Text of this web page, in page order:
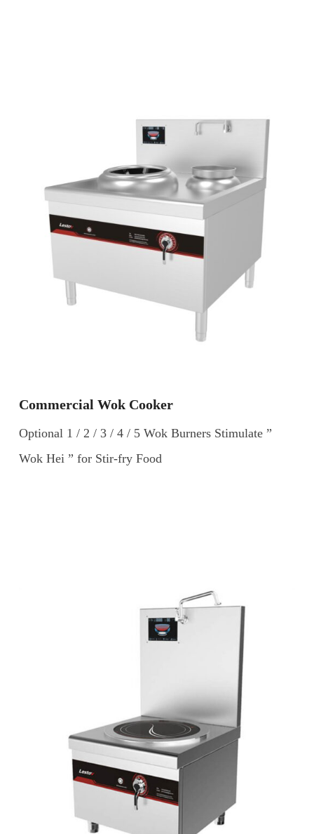
Commercial Wok Cooker
Optional 1 / 2 / 3 / 4 / 5 Wok Burners Stimulate ”
Wok Hei ” for Stir-fry Food